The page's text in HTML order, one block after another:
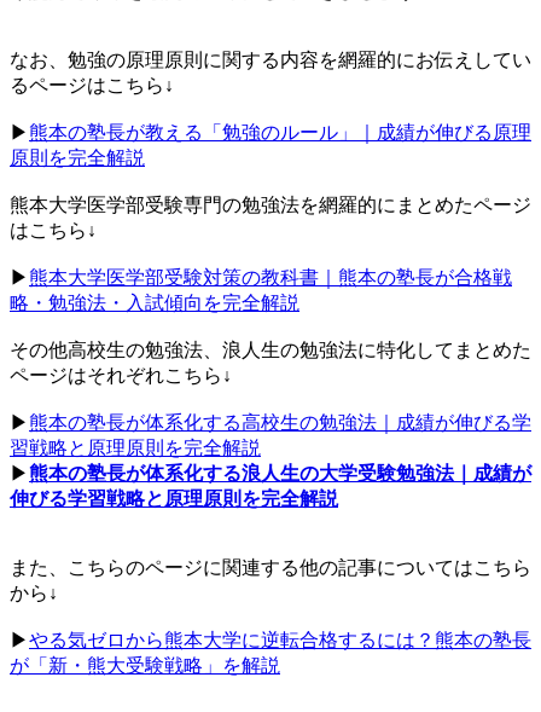
なお、勉強の原理原則に関する内容を網羅的にお伝えしてい
るページはこちら↓
▶︎熊本の塾長が教える「勉強のルール」｜成績が伸びる原理
原則を完全解説
熊本大学医学部受験専門の勉強法を網羅的にまとめたページ
はこちら↓
▶︎熊本大学医学部受験対策の教科書｜熊本の塾長が合格戦
略・勉強法・入試傾向を完全解説
その他高校生の勉強法、浪人生の勉強法に特化してまとめた
ページはそれぞれこちら↓
▶︎熊本の塾長が体系化する高校生の勉強法｜成績が伸びる学
習戦略と原理原則を完全解説
▶︎熊本の塾長が体系化する浪人生の大学受験勉強法｜成績が
伸びる学習戦略と原理原則を完全解説
また、こちらのページに関連する他の記事についてはこちら
から↓
▶︎やる気ゼロから熊本大学に逆転合格するには？熊本の塾長
が「新・熊大受験戦略」を解説